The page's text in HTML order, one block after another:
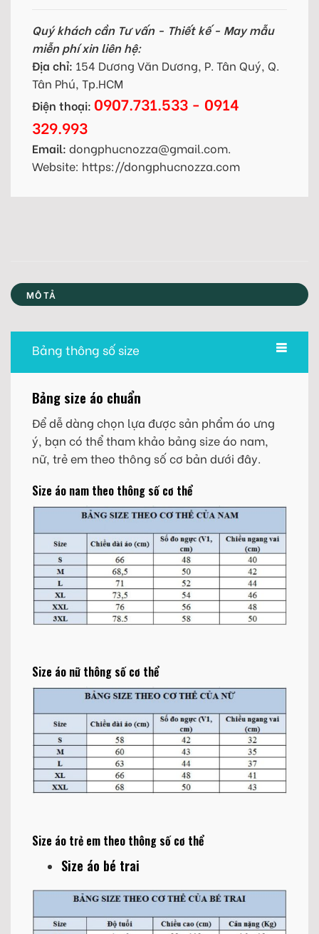
Quý khách cần Tư vấn - Thiết kế - May mẫu
miễn phí xin liên hệ:
Địa chỉ: 154 Dương Văn Dương, P. Tân Quý, Q.
Tân Phú, Tp.HCM
Điện thoại: 0907.731.533 - 0914
329.993
Email: dongphucnozza@gmail.com.
Website: https://dongphucnozza.com
MÔ TẢ
Bảng thông số size
Bảng size áo chuẩn
Để dễ dàng chọn lựa được sản phẩm áo ưng
ý, bạn có thể tham khảo bảng size áo nam,
nữ, trẻ em theo thông số cơ bản dưới đây.
Size áo nam theo thông số cơ thể
Size áo nữ thông số cơ thể
Size áo trẻ em theo thông số cơ thể
Size áo bé trai